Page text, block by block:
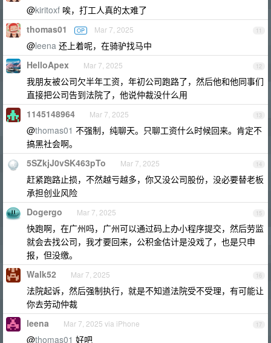
@kiritoxf 唉，打工人真的太难了
11
thomas01 OP Mar 7, 2025
@leena 还上着呢，在骑驴找马中
12
HelloApex Mar 7, 2025
我朋友被公司欠半年工资，年初公司跑路了，然后他和他同事们
直接把公司告到法院了，他说仲裁没什么用
13
1145148964 Mar 7, 2025
@thomas01 不强制，纯聊天。只聊工资什么时候回来。肯定不
搞黑社会啊。
14
5SZkjJ0vSK463pTo Mar 7, 2025
赶紧跑路止损，不然越亏越多，你又没公司股份，没必要替老板
承担创业风险
15
Dogergo Mar 7, 2025
快跑啊，在广州吗，广州可以通过码上办小程序提交，然后劳监
就会去找公司，我才要回来，公积金估计是没戏了，也是只申
报，但没缴。
16
Walk52 Mar 7, 2025
法院起诉，然后强制执行，就是不知道法院受不受理，有可能让
你去劳动仲裁
17
leena Mar 7, 2025 via iPhone
@thomas01 好吧